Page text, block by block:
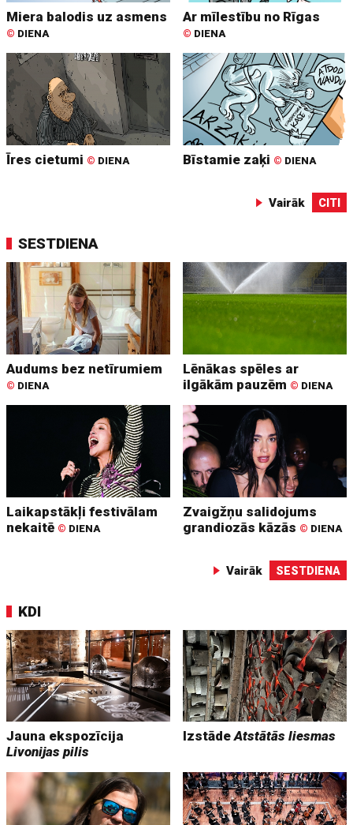
Miera balodis uz asmens
© DIENA
Ar mīlestību no Rīgas
© DIENA
Īres cietumi © DIENA Bīstamie zaķi © DIENA
Vairāk CITI
SESTDIENA
Audums bez netīrumiem
© DIENA
Lēnākas spēles ar
ilgākām pauzēm © DIENA
Laikapstākļi festivālam
nekaitē © DIENA
Zvaigžņu salidojums
grandiozās kāzās © DIENA
Vairāk SESTDIENA
KDI
Jauna ekspozīcija
Livonijas pilis
IzstādeAtstātās liesmas